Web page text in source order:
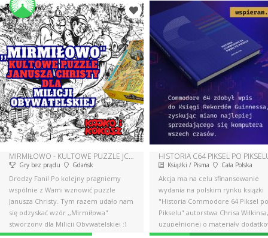
MIRMIŁOWO - KULTOWE PUZZLE JCHRISTY
Gry bez prądu Gdańsk
Drodzy Fani! Po kolejny pragniemy
wspólnie z Wami wznowić puzzle
Janusza Christy. Tym razem udało nam
się odzyskać wzór ,,Mirmiłowa"
stworzony dla Milicji Obywatelskiej :)
HISTORIA C64 PIKSEL PO
Książki / Pisma Cała Polska
Akcja ma na celu sfinansowanie
wydania na polskim rynku książki
"Historia Commodore 64 Piksel po
Pikselu" autorstwa Chrisa Wilkinsa,
uzupełnionej o materiały